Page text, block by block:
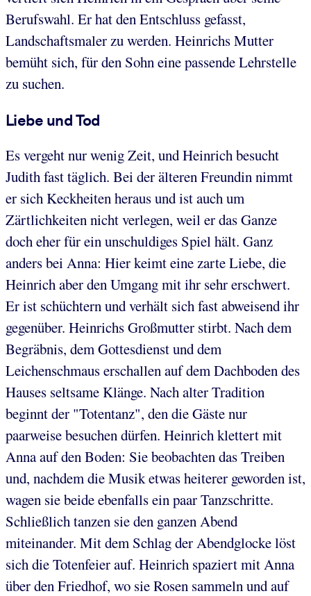
Berufswahl. Er hat den Entschluss gefasst,
Landschaftsmaler zu werden. Heinrichs Mutter
bemüht sich, für den Sohn eine passende Lehrstelle
zu suchen.
Liebe und Tod
Es vergeht nur wenig Zeit, und Heinrich besucht
Judith fast täglich. Bei der älteren Freundin nimmt
er sich Keckheiten heraus und ist auch um
Zärtlichkeiten nicht verlegen, weil er das Ganze
doch eher für ein unschuldiges Spiel hält. Ganz
anders bei Anna: Hier keimt eine zarte Liebe, die
Heinrich aber den Umgang mit ihr sehr erschwert.
Er ist schüchtern und verhält sich fast abweisend ihr
gegenüber. Heinrichs Großmutter stirbt. Nach dem
Begräbnis, dem Gottesdienst und dem
Leichenschmaus erschallen auf dem Dachboden des
Hauses seltsame Klänge. Nach alter Tradition
beginnt der "Totentanz", den die Gäste nur
paarweise besuchen dürfen. Heinrich klettert mit
Anna auf den Boden: Sie beobachten das Treiben
und, nachdem die Musik etwas heiterer geworden ist,
wagen sie beide ebenfalls ein paar Tanzschritte.
Schließlich tanzen sie den ganzen Abend
miteinander. Mit dem Schlag der Abendglocke löst
sich die Totenfeier auf. Heinrich spaziert mit Anna
über den Friedhof, wo sie Rosen sammeln und auf